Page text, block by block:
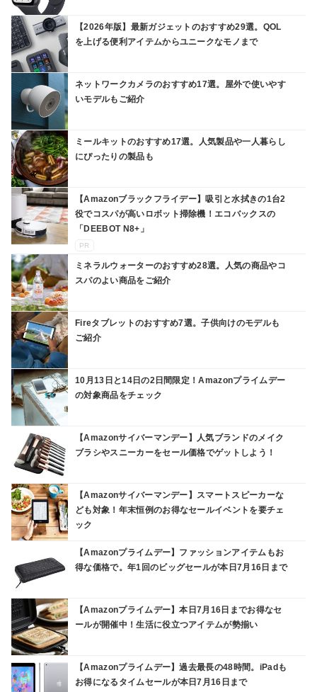
【2026年版】最新ガジェットのおすすめ29選。QOL
を上げる便利アイテムからユニークなモノまで
ネットワークカメラのおすすめ17選。屋外で使いやす
いモデルもご紹介
ミールキットのおすすめ17選。人気製品や一人暮らし
にぴったりの製品も
【Amazonブラックフライデー】吸引と水拭きの1台2
役でコスパが高いロボット掃除機！エコバックスの
「DEEBOT N8+」
PR
ミネラルウォーターのおすすめ28選。人気の商品やコ
スパのよい商品をご紹介
Fireタブレットのおすすめ7選。子供向けのモデルも
ご紹介
10月13日と14日の2日間限定！Amazonプライムデー
の対象商品をチェック
【Amazonサイバーマンデー】人気ブランドのメイク
ブラシやスニーカーをセール価格でゲットしよう！
【Amazonサイバーマンデー】スマートスピーカーな
ども対象！年末恒例のお得なセールイベントを要チェ
ック
【Amazonプライムデー】ファッションアイテムもお
得な価格で。年1回のビッグセールが本日7月16日まで
【Amazonプライムデー】本日7月16日までお得なセ
ールが開催中！生活に役立つアイテムが勢揃い
【Amazonプライムデー】過去最長の48時間。iPadも
お得になるタイムセールが本日7月16日まで